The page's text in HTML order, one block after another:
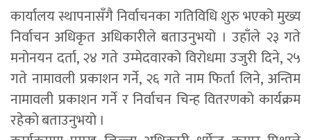
कार्यालय स्थापनासँगै निर्वाचनका गतिविधि शुरु भएको मुख्य
निर्वाचन अधिकृत अधिकारीले बताउनुभयो । उहाँले २३ गते
मनोनयन दर्ता, २४ गते उम्मेदवारको विरोधमा उजुरी दिने, २५
गते नामावली प्रकाशन गर्ने, २६ गते नाम फिर्ता लिने, अन्तिम
नामावली प्रकाशन गर्ने र निर्वाचन चिन्ह वितरणको कार्यक्रम
रहेको बताउनुभयो ।